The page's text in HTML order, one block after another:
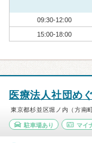
09:30-12:00
15:00-18:00
医療法人社団め
東京都杉並区堀ノ内（方南
駐車場あり マイ